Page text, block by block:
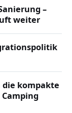
–
weiter
die kompakte